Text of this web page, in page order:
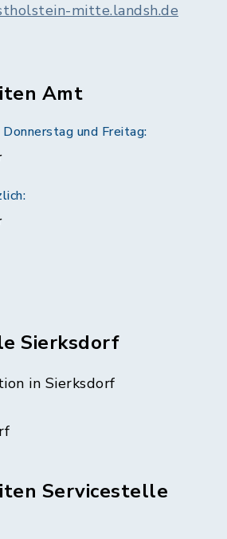
mitte.landsh.de
Amt
und Freitag:
Sierksdorf
in Sierksdorf
Servicestelle